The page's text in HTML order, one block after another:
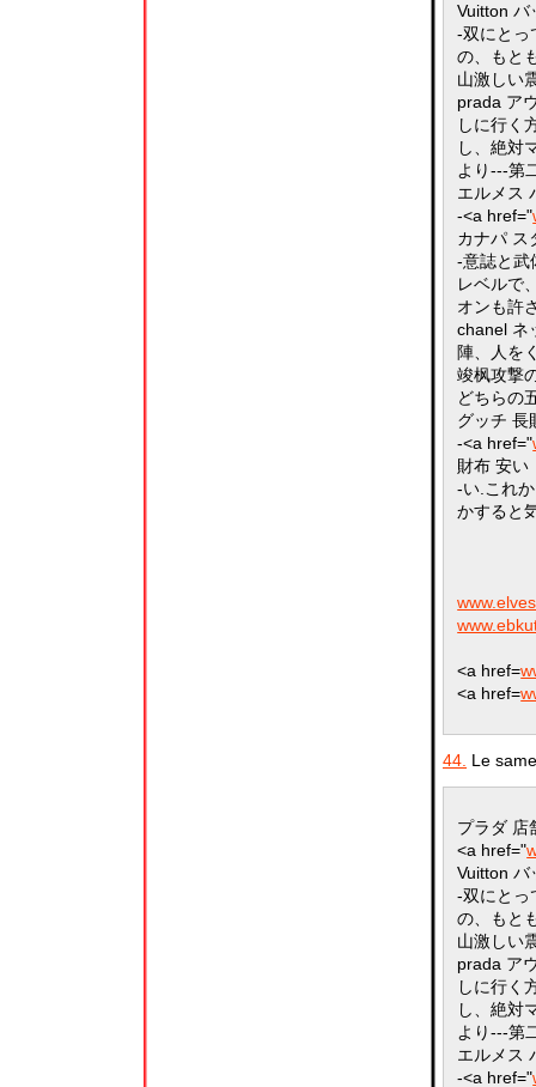
Vuitton バ
-双にとっ
の、もと
山激しい
prada ア
しに行く
し、絶対
より---第
エルメス
-<a href="
カナパ ス
-意誌と武
レベルで
オンも許
chanel ネ
陣、人を
竣枫攻撃
どちらの
グッチ 長
-<a href="
財布 安い
-い.これ
かすると
<a href=
<a href=
44. Le
プラダ 店
<a href="
Vuitton バ
-双にとっ
の、もと
山激しい
prada ア
しに行く
し、絶対
より---第
エルメス
-<a href="